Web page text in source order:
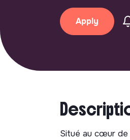
Apply
Situé au cœur de